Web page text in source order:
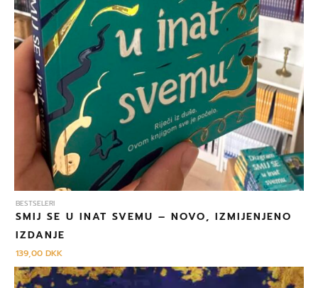
BESTSELERI
SMIJ SE U INAT SVEMU – NOVO, IZMIJENJENO
IZDANJE
139,00DKK